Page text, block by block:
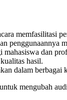
memfasilitasi
penggunaannya
mahasiswa dan
hasil.
dalam berbagai
mengubah